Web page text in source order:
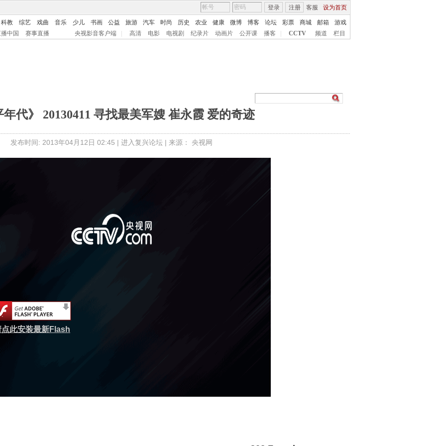
客服 设为首页
登录 注册
科教 综艺 戏曲 音乐 少儿 书画 公益 旅游 汽车 时尚 历史 农业 健康 微博 博客 论坛 彩票 商城 邮箱
游戏
中国
赛事直播 央视影音客户端 高清 电影 电视剧 纪录片 动画片 公开课 播客 CCTV 频道 栏目
年代》 20130411 寻找最美军嫂 崔永霞 爱的奇迹
发布时间: 2013年04月12日 02:45 | 进入复兴论坛 | 来源： 央视网
点此安装最新Flash